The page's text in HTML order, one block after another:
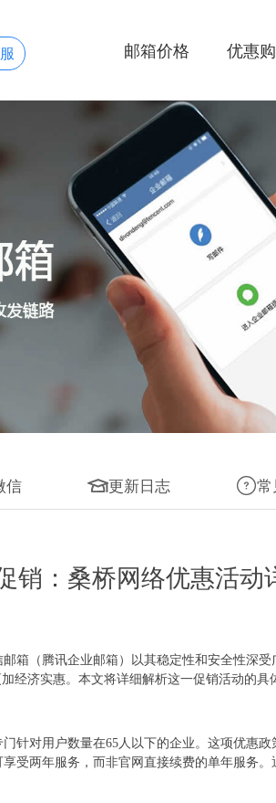
邮箱价格 优惠
信 更新日志 常
销：桑桥网络优惠活动
箱（腾讯企业邮箱）以其稳定性和安全性深
济实惠。本文将详细解析这一促销活动的具
对用户数量在65人以下的企业。这项优惠
受两年服务，而非官网直接续费的单年服务